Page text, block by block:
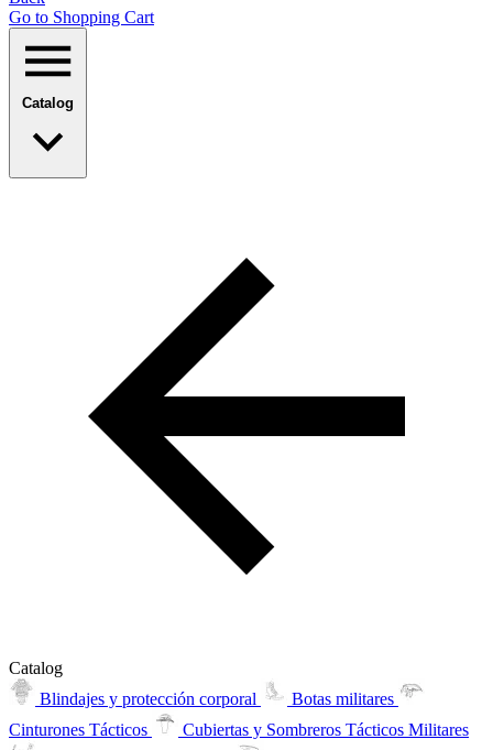
Go to Shopping Сart
Catalog
Catalog
Blindajes y protección corporal
Botas militares
Cinturones Tácticos
Cubiertas y Sombreros Tácticos Militares